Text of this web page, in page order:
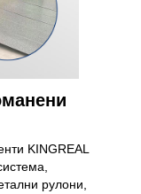
KINGREAL
рулони,